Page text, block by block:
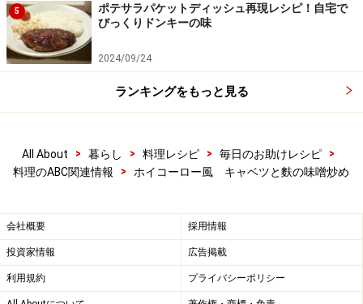
5
ポテサラパケットディッシュ再現レシピ！自宅で
びっくりドンキーの味
2024/09/24
ランキングをもっと見る
All About > 暮らし > 料理レシピ > 毎日のお助けレシピ
>
料理のABC関連情報
> ホイコーロー風 キャベツと麩の味噌炒め
会社概要 採用情報
投資家情報 広告掲載
利用規約 プライバシーポリシー